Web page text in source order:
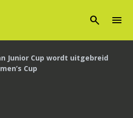
search menu
Junior Cup wordt uitgebreid
Cup